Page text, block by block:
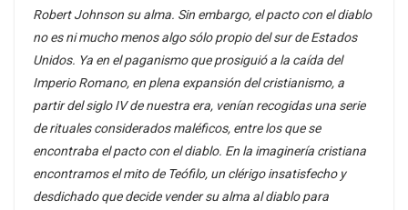
Robert Johnson su alma. Sin embargo, el pacto con el diablo
no es ni mucho menos algo sólo propio del sur de Estados
Unidos. Ya en el paganismo que prosiguió a la caída del
Imperio Romano, en plena expansión del cristianismo, a
partir del siglo IV de nuestra era, venían recogidas una serie
de rituales considerados maléficos, entre los que se
encontraba el pacto con el diablo. En la imaginería cristiana
encontramos el mito de Teófilo, un clérigo insatisfecho y
desdichado que decide vender su alma al diablo para